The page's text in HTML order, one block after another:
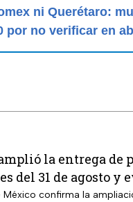
ni Querétaro:
por no verificar en
la entrega de
del 31 de agosto y
México confirma la